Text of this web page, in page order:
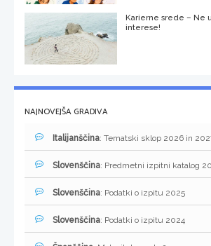
Karierne srede – Ne
interese!
NAJNOVEJŠA GRADIVA
Italijanščina: Tematski sklop 2026 in
Slovenščina: Predmetni izpitni katalog
Slovenščina: Podatki o izpitu 2025
Slovenščina: Podatki o izpitu 2024